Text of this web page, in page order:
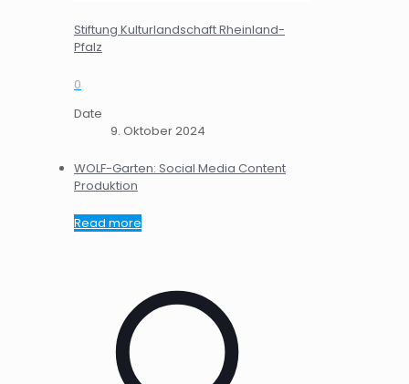
Stiftung Kulturlandschaft Rheinland-
Pfalz
0
Date
9. Oktober 2024
WOLF-Garten: Social Media Content
Produktion
Read more